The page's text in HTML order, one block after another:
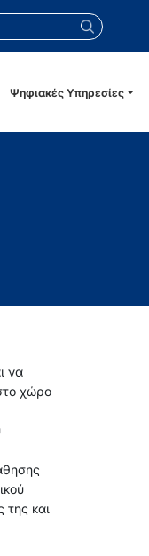
Ψηφιακές Υπηρεσίες
να
χώρο
της και